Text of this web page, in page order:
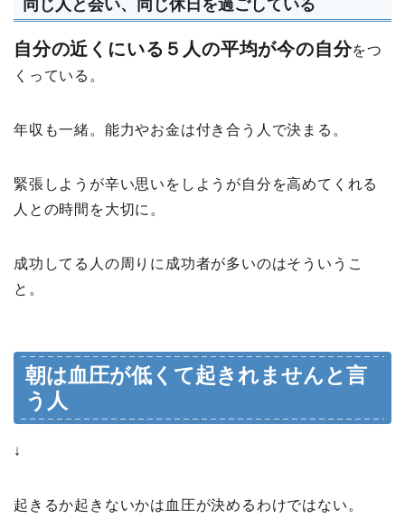
同じ人と会い、同じ休日を過ごしている
自分の近くにいる５人の平均が今の自分をつ
くっている。
年収も一緒。能力やお金は付き合う人で決まる。
緊張しようが辛い思いをしようが自分を高めてくれる
人との時間を大切に。
成功してる人の周りに成功者が多いのはそういうこ
と。
朝は血圧が低くて起きれませんと言
う人
↓
起きるか起きないかは血圧が決めるわけではない。